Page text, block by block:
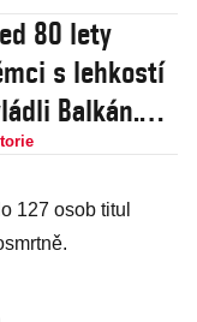
80 lety
s lehkostí
Balkán.
za to
127 osob titul